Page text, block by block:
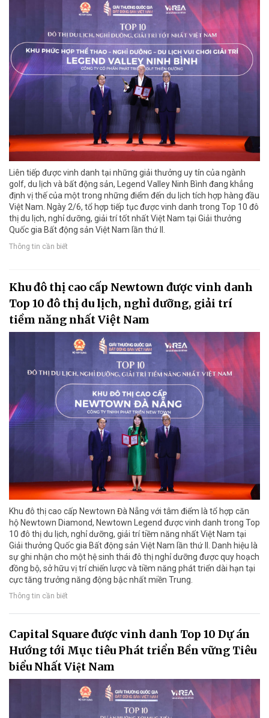
Liên tiếp được vinh danh tại những giải thưởng uy tín của ngành
golf, du lịch và bất động sản, Legend Valley Ninh Bình đang khẳng
định vị thế của một trong những điểm đến du lịch tích hợp hàng đầu
Việt Nam. Ngày 2/6, tổ hợp tiếp tục được vinh danh trong Top 10 đô
thị du lịch, nghỉ dưỡng, giải trí tốt nhất Việt Nam tại Giải thưởng
Quốc gia Bất động sản Việt Nam lần thứ II.
Thông tin cần biết
Khu đô thị cao cấp Newtown được vinh danh
Top 10 đô thị du lịch, nghỉ dưỡng, giải trí
tiềm năng nhất Việt Nam
Khu đô thị cao cấp Newtown Đà Nẵng với tâm điểm là tổ hợp căn
hộ Newtown Diamond, Newtown Legend được vinh danh trong Top
10 đô thị du lịch, nghỉ dưỡng, giải trí tiềm năng nhất Việt Nam tại
Giải thưởng Quốc gia Bất động sản Việt Nam lần thứ II. Danh hiệu là
sự ghi nhận cho một hệ sinh thái đô thị nghỉ dưỡng được quy hoạch
đồng bộ, sở hữu vị trí chiến lược và tiềm năng phát triển dài hạn tại
cực tăng trưởng năng động bậc nhất miền Trung.
Thông tin cần biết
Capital Square được vinh danh Top 10 Dự án
Hướng tới Mục tiêu Phát triển Bền vững Tiêu
biểu Nhất Việt Nam